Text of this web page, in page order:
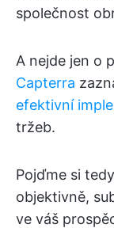
společnost
A nejde jen o
Capterra
efektivní
tržeb.
Pojďme si
objektivně,
ve váš